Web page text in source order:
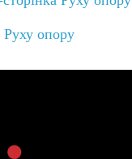
Руху опору